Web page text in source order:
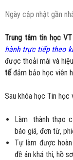
Ngày cập nhật gần
Trung tâm tin học
hành trực tiếp theo
được thoải mái và
tếđảm bảo học viên
Sau khóa học Tin học
Làm thành thạo
báo giá, đơn từ,
Tự làm được
đề án khả thi, hồ